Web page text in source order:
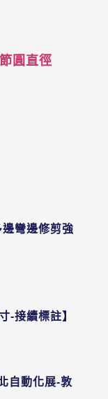
圓直徑
彎邊修剪強
-接續標註】
自動化展-敦